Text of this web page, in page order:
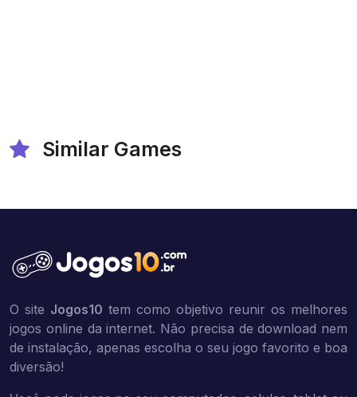
Similar Games
O site Jogos10 tem como objetivo reunir os melhores
jogos online da internet. Não precisa de download nem
de instalação, apenas escolha o seu jogo favorito e boa
diversão!